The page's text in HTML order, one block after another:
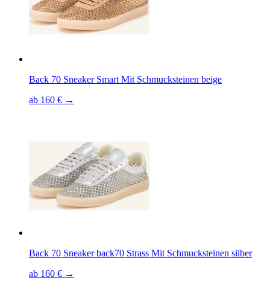
Back 70 Sneaker Smart Mit Schmucksteinen beige
ab 160 € →
Back 70 Sneaker back70 Strass Mit Schmucksteinen silber
ab 160 € →